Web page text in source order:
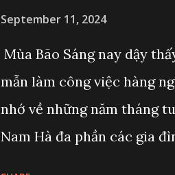
September 11, 2024
Mùa Bão Sáng nay dậy
mẫn làm công việc hàng
nhớ về những năm tháng
Nam Hà đa phần các gia